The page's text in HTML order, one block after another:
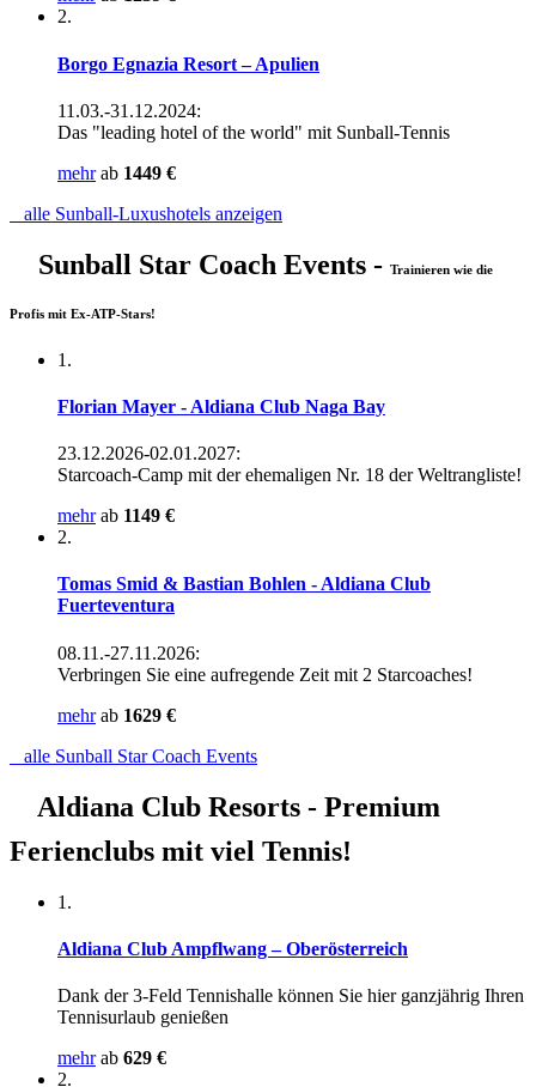
2.
Borgo Egnazia Resort – Apulien
11.03.-31.12.2024:
Das "leading hotel of the world" mit Sunball-Tennis
mehr ab 1449 €
alle Sunball-Luxushotels anzeigen
Sunball Star Coach Events - Trainieren wie die
Profis mit Ex-ATP-Stars!
1.
Florian Mayer - Aldiana Club Naga Bay
23.12.2026-02.01.2027:
Starcoach-Camp mit der ehemaligen Nr. 18 der Weltrangliste!
mehr ab 1149 €
2.
Tomas Smid & Bastian Bohlen - Aldiana Club
Fuerteventura
08.11.-27.11.2026:
Verbringen Sie eine aufregende Zeit mit 2 Starcoaches!
mehr ab 1629 €
alle Sunball Star Coach Events
Aldiana Club Resorts - Premium
Ferienclubs mit viel Tennis!
1.
Aldiana Club Ampflwang – Oberösterreich
Dank der 3-Feld Tennishalle können Sie hier ganzjährig Ihren
Tennisurlaub genießen
mehr ab 629 €
2.